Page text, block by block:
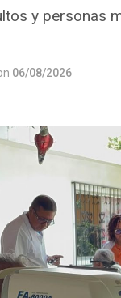
y personas
06/08/2026